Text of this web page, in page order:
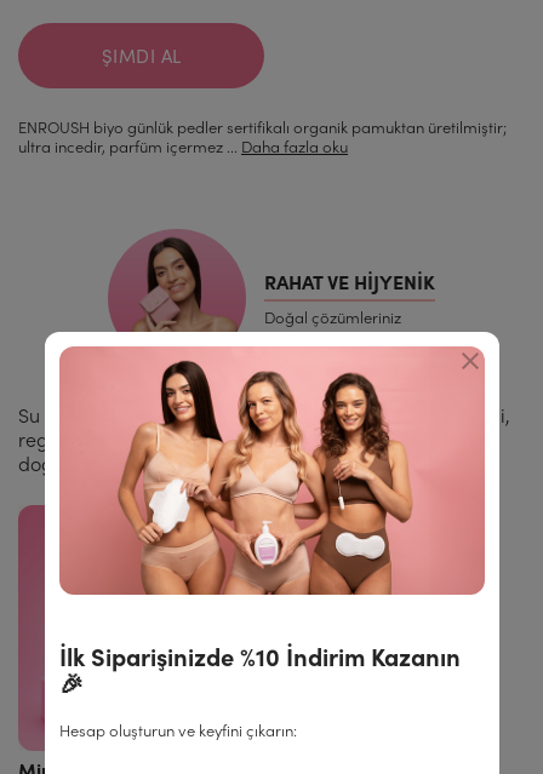
ŞIMDI AL
ENROUSH biyo günlük pedler sertifikalı organik pamuktan üretilmiştir;
ultra incedir, parfüm içermez ... Daha fazla oku
RAHAT VE HIJYENIK
Doğal çözümleriniz
Su bazlı kayganlaştırıcı, antibakteriyel genital bölge jeli,
regl yamaları ve intim mendiller — jinekolojik onaylı,
doğal kişisel bakım.
İlk Siparişinizde %10 İndirim Kazanın
🎉
Hesap oluşturun ve keyfini çıkarın: